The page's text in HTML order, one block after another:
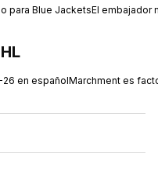
para Blue JacketsEl embajador
en españolMarchment es